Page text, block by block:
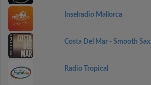
Inselradio Mallorca
Costa Del Mar - Smooth Sax
Radio Tropical